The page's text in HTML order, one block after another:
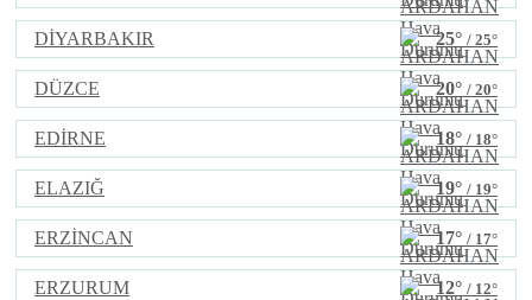
DİYARBAKIR 25° / 25°
DÜZCE 20° / 20°
EDİRNE 18° / 18°
ELAZIĞ 19° / 19°
ERZİNCAN 17° / 17°
ERZURUM 12° / 12°